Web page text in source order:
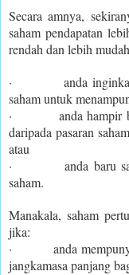
Secara amnya,
saham pendapatan
rendah dan lebih
· anda inginkan
saham untuk
· anda hampir
daripada pasaran
atau
· anda baru sahaja
saham.
Manakala, saham
jika:
· anda mempunyai
jangkamasa panjang